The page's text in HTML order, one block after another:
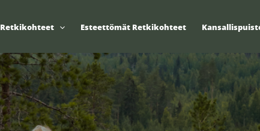
Retkikohteet Esteettömät Retkikohteet